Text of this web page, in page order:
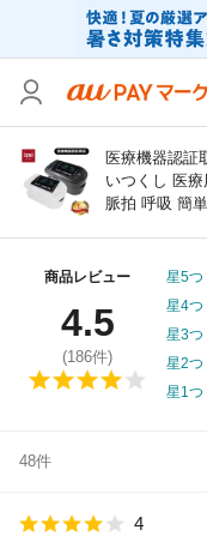
医療機器認証
いつくし 医
脈拍 呼吸 簡
商品レビュー
4.5
(186件)
星5つ
星4つ
星3つ
星2つ
星1つ
48件
4
カテゴリ
価格
支払い方法
その他の条件
送料無料
Pontaパス特典対象す